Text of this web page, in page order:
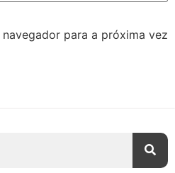
para a próxima vez